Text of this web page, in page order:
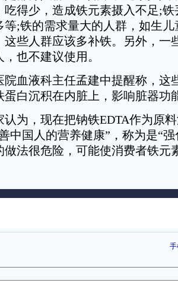
吃得少，造成铁元素摄入不足;
等;铁的需求量大的人群，如生
这些人群应该多补铁。另外，一
也不建议使用。
血液科主任孟建中提醒称，这
蛋白沉积在内脏上，影响脏器功
为，现在把钠铁EDTA作为原
中国人的营养健康”，称为是“
做法很危险，可能使消费者铁元